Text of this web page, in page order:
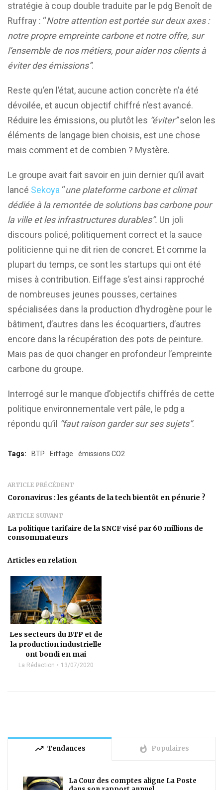
stratégie à coup double traduite par le pdg Benoît de
Ruffray : “Notre attention est portée sur deux axes :
notre propre empreinte carbone et notre offre, sur
l’ensemble de nos métiers, pour aider nos clients à
éviter des émissions”.
Reste qu’en l’état, aucune action concrète n’a été
dévoilée, et aucun objectif chiffré n’est avancé.
Réduire les émissions, ou plutôt les “éviter”selon les
éléments de langage bien choisis, est une chose
mais comment et de combien ? Mystère.
Le groupe avait fait savoir en juin dernier qu’il avait
lancé Sekoya “une plateforme carbone et climat
dédiée à la remontée de solutions bas carbone pour
la ville et les infrastructures durables”. Un joli
discours policé, politiquement correct et la sauce
politicienne qui ne dit rien de concret. Et comme la
plupart du temps, ce sont les startups qui ont été
mises à contribution. Eiffage s’est ainsi rapproché
de nombreuses jeunes pousses, certaines
spécialisées dans la production d’hydrogène pour le
bâtiment, d’autres dans les écoquartiers, d’autres
encore dans la récupération des pots de peinture.
Mais pas de quoi changer en profondeur l’empreinte
carbone du groupe.
Interrogé sur le manque d’objectifs chiffrés de cette
politique environnementale vert pâle, le pdg a
répondu qu’il “faut raison garder sur ses sujets”.
Tags: BTP Eiffage émissions CO2
ARTICLE PRÉCÉDENT
Coronavirus : les géants de la tech bientôt en pénurie ?
ARTICLE SUIVANT
La politique tarifaire de la SNCF visé par 60 millions de
consommateurs
Articles en relation
Les secteurs du BTP et de
la production industrielle
ont bondi en mai
La Rédaction 13/07/2020
trending_up Tendances whatshot Populaires
La Cour des comptes aligne La Poste